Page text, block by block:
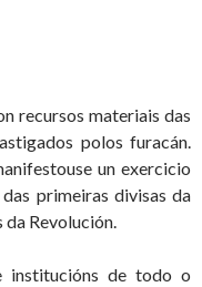
recursos materiais das
polos furacán.
un exercicio
primeiras divisas da
da Revolución.
institucións de todo o